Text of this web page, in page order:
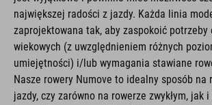
największej radości z jazdy. Każda linia
zaprojektowana tak, aby zaspokoić potrzeby
wiekowych (z uwzględnieniem różnych
umiejętności) i/lub wymagania stawiane
Nasze rowery Numove to idealny sposób na
jazdy, czy zarówno na rowerze zwykłym, jak i